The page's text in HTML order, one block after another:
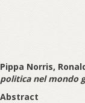
Pippa Norris,
politica nel mondo
Abstract